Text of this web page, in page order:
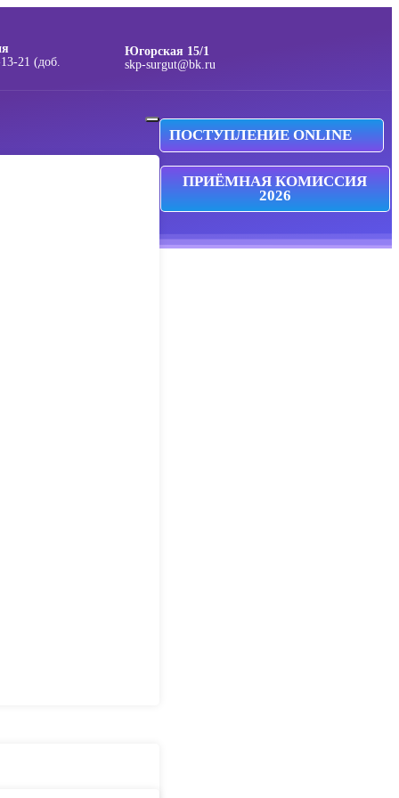
Югорская 15/1
skp-surgut@bk.ru
ПОСТУПЛЕНИЕ ONLINE
ПРИЁМНАЯ КОМИССИЯ
2026